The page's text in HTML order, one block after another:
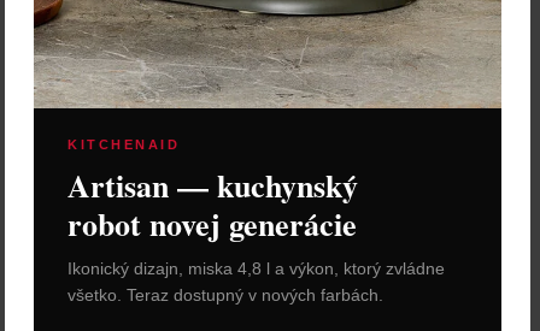
KITCHENAID
Artisan — kuchynský
robot novej generácie
Ikonický dizajn, miska 4,8 l a výkon, ktorý zvládne
všetko. Teraz dostupný v nových farbách.